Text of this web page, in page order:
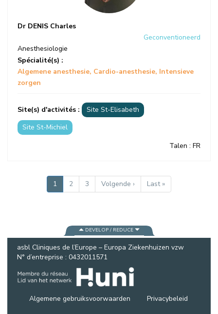
Dr DENIS Charles
Geconventioneerd
Anesthesiologie
Spécialité(s) :
Algemene anesthesie Cardio-anesthesie Intensieve
zorgen
Site(s) d'activités :
Site St-Elisabeth
Site St-Michiel
Talen : FR
PAGINERING
Huidige
pagina
1 Pagina
2 Pagina
3
Volgende
pagina
Volgende ›
Laatste
pagina
Last »
DEVELOP / REDUCE
asbl Cliniques de l’Europe – Europa Ziekenhuizen vzw
N° d’entreprise : 0432011571
Algemene gebruiksvoorwaarden Privacybeleid